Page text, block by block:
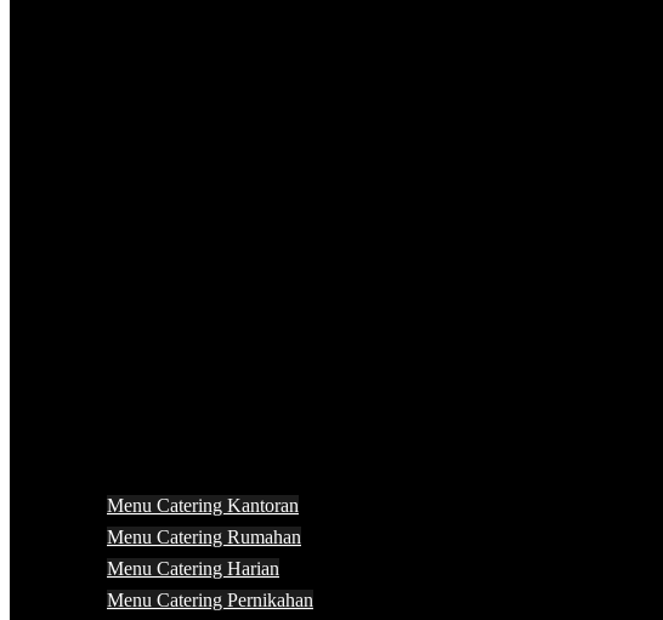
Menu Catering Kantoran
Menu Catering Rumahan
Menu Catering Harian
Menu Catering Pernikahan